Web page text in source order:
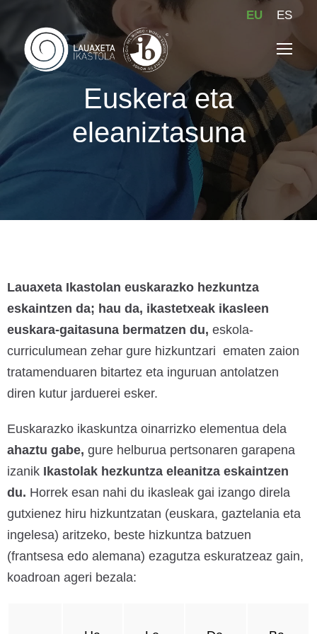
EU ES
Euskera eta
eleaniztasuna
Lauaxeta Ikastolan euskarazko hezkuntza
eskaintzen da; hau da, ikastetxeak ikasleen
euskara-gaitasuna bermatzen du, eskola-
curriculumean zehar gure hizkuntzari ematen zaion
tratamenduaren bitartez eta inguruan antolatzen
diren kutur jarduerei esker.
Euskarazko ikaskuntza oinarrizko elementua dela
ahaztu gabe, gure helburua pertsonaren garapena
izanik Ikastolak hezkuntza eleanitza eskaintzen
du. Horrek esan nahi du ikasleak gai izango direla
gutxienez hiru hizkuntzatan (euskara, gaztelania eta
ingelesa) aritzeko, beste hizkuntza batzuen
(frantsesa edo alemana) ezagutza eskuratzeaz gain,
koadroan ageri bezala: